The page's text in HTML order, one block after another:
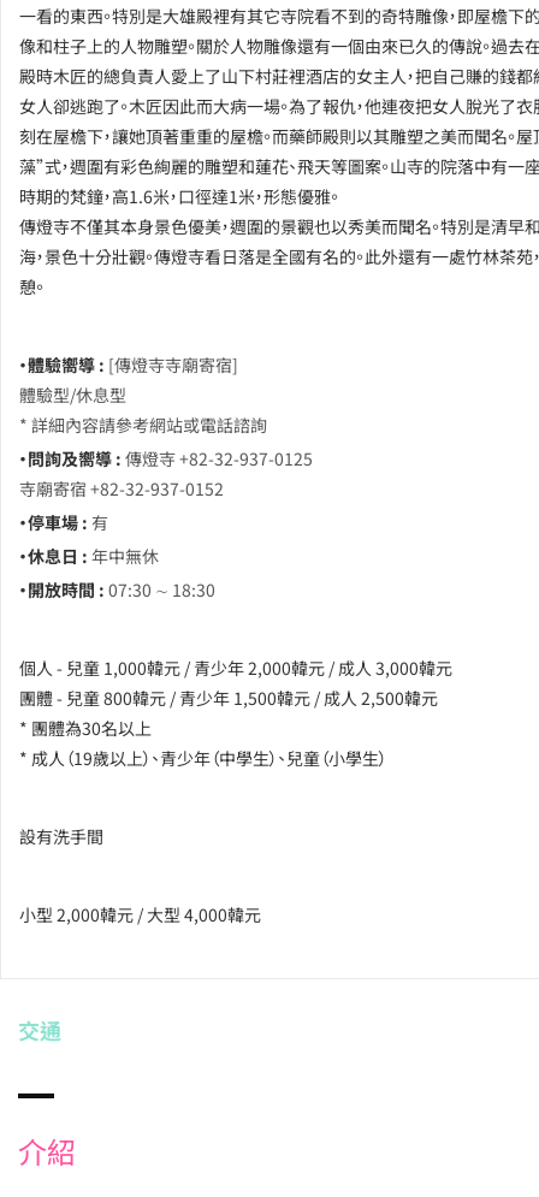
一看的東西。特別是大雄殿裡有其它寺院看不到的奇特雕像，即屋檐下
像和柱子上的人物雕塑。關於人物雕像還有一個由來已久的傳說。過去
殿時木匠的總負責人愛上了山下村莊裡酒店的女主人，把自己賺的錢都
女人卻逃跑了。木匠因此而大病一場。為了報仇，他連夜把女人脫光了
刻在屋檐下，讓她頂著重重的屋檐。而藥師殿則以其雕塑之美而聞名。
藻”式，週圍有彩色絢麗的雕塑和蓮花、飛天等圖案。山寺的院落中有一
時期的梵鐘，高1.6米，口徑達1米，形態優雅。
傳燈寺不僅其本身景色優美，週圍的景觀也以秀美而聞名。特別是清早
海，景色十分壯觀。傳燈寺看日落是全國有名的。此外還有一處竹林茶苑
憩。
・體驗嚮導 : [傳燈寺寺廟寄宿]
體驗型/休息型
* 詳細內容請參考網站或電話諮詢
・問詢及嚮導 : 傳燈寺 +82-32-937-0125
寺廟寄宿 +82-32-937-0152
・停車場 : 有
・休息日 : 年中無休
・開放時間 : 07:30 ∼ 18:30
個人 - 兒童 1,000韓元 / 青少年 2,000韓元 / 成人 3,000韓元
團體 - 兒童 800韓元 / 青少年 1,500韓元 / 成人 2,500韓元
* 團體為30名以上
* 成人（19歲以上）、青少年（中學生）、兒童（小學生）
設有洗手間
小型 2,000韓元 / 大型 4,000韓元
交通
介紹